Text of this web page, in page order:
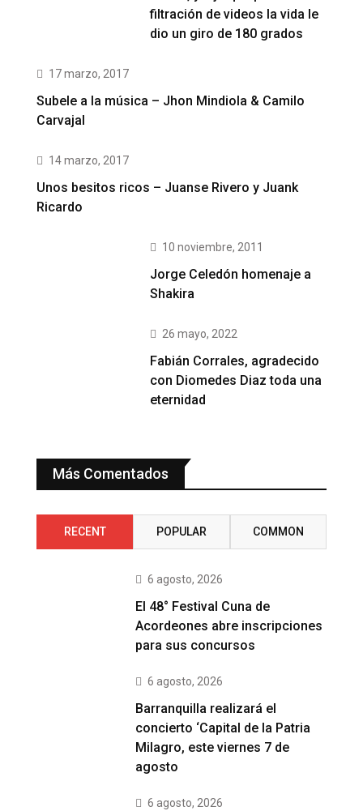
filtración de videos la vida le
dio un giro de 180 grados
17 marzo, 2017
Subele a la música – Jhon Mindiola & Camilo
Carvajal
14 marzo, 2017
Unos besitos ricos – Juanse Rivero y Juank
Ricardo
10 noviembre, 2011
Jorge Celedón homenaje a
Shakira
26 mayo, 2022
Fabián Corrales, agradecido
con Diomedes Diaz toda una
eternidad
Más Comentados
RECENT POPULAR COMMON
6 agosto, 2026
El 48° Festival Cuna de
Acordeones abre inscripciones
para sus concursos
6 agosto, 2026
Barranquilla realizará el
concierto ‘Capital de la Patria
Milagro, este viernes 7 de
agosto
6 agosto, 2026